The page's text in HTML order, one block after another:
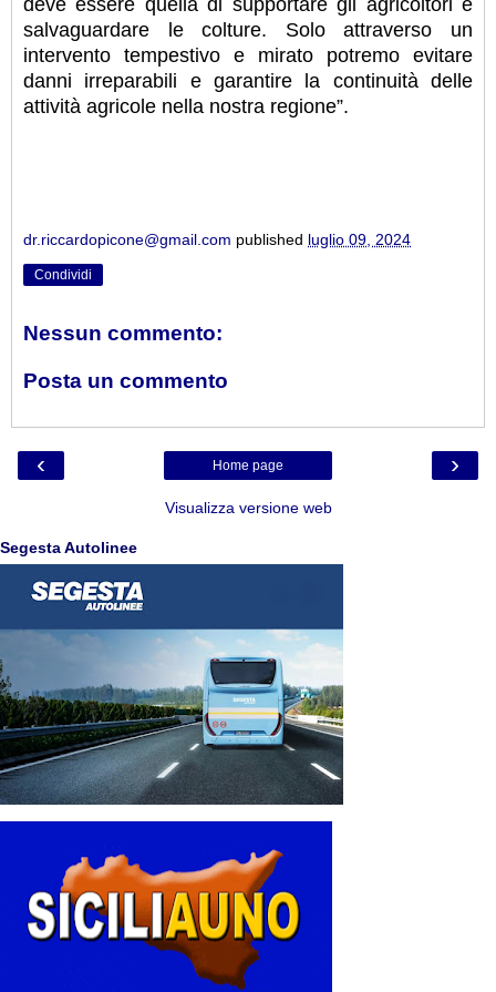
salvaguardare le colture. Solo attraverso un
intervento tempestivo e mirato potremo evitare
danni irreparabili e garantire la continuità delle
attività agricole nella nostra regione”.
dr.riccardopicone@gmail.com published luglio 09, 2024
Condividi
Nessun commento:
Posta un commento
‹ ›
Home page
Visualizza versione web
Segesta Autolinee